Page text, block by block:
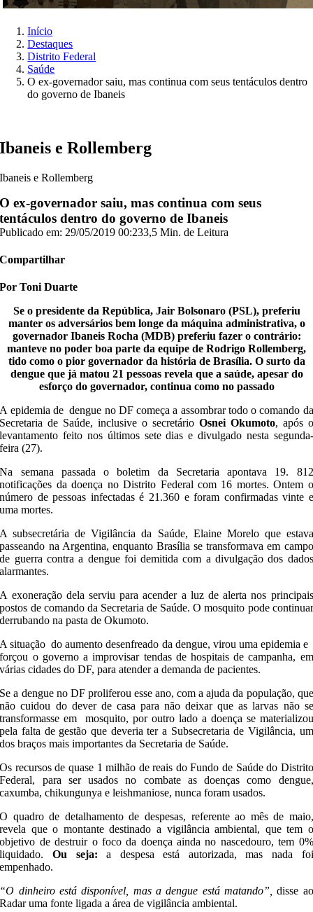
Início
Destaques
Distrito Federal
Saúde
O ex-governador saiu, mas continua com seus tentáculos dentro
do governo de Ibaneis
Ibaneis e Rollemberg
Ibaneis e Rollemberg
O ex-governador saiu, mas continua com seus
tentáculos dentro do governo de Ibaneis
Publicado em: 29/05/2019 00:233,5 Min. de Leitura
Compartilhar
Por Toni Duarte
Se o presidente da República, Jair Bolsonaro (PSL), preferiu
manter os adversários bem longe da máquina administrativa, o
governador Ibaneis Rocha (MDB) preferiu fazer o contrário:
manteve no poder boa parte da equipe de Rodrigo Rollemberg,
tido como o pior governador da história de Brasília. O surto da
dengue que já matou 21 pessoas revela que a saúde, apesar do
esforço do governador, continua como no passado
A epidemia de dengue no DF começa a assombrar todo o comando da
Secretaria de Saúde, inclusive o secretário Osnei Okumoto, após o
levantamento feito nos últimos sete dias e divulgado nesta segunda-
feira (27).
Na semana passada o boletim da Secretaria apontava 19. 812
notificações da doença no Distrito Federal com 16 mortes. Ontem o
número de pessoas infectadas é 21.360 e foram confirmadas vinte e
uma mortes.
A subsecretária de Vigilância da Saúde, Elaine Morelo que estava
passeando na Argentina, enquanto Brasília se transformava em campo
de guerra contra a dengue foi demitida com a divulgação dos dados
alarmantes.
A exoneração dela serviu para acender a luz de alerta nos principais
postos de comando da Secretaria de Saúde. O mosquito pode continuar
derrubando na pasta de Okumoto.
A situação do aumento desenfreado da dengue, virou uma epidemia e
forçou o governo a improvisar tendas de hospitais de campanha, em
várias cidades do DF, para atender a demanda de pacientes.
Se a dengue no DF proliferou esse ano, com a ajuda da população, que
não cuidou do dever de casa para não deixar que as larvas não se
transformasse em mosquito, por outro lado a doença se materializou
pela falta de gestão que deveria ter a Subsecretaria de Vigilância, um
dos braços mais importantes da Secretaria de Saúde.
Os recursos de quase 1 milhão de reais do Fundo de Saúde do Distrito
Federal, para ser usados no combate as doenças como dengue,
caxumba, chikungunya e leishmaniose, nunca foram usados.
O quadro de detalhamento de despesas, referente ao mês de maio,
revela que o montante destinado a vigilância ambiental, que tem o
objetivo de destruir o foco da doença ainda no nascedouro, tem 0%
liquidado. Ou seja: a despesa está autorizada, mas nada foi
empenhado.
“O dinheiro está disponível, mas a dengue está matando”,
disse ao
Radar uma fonte ligada a área de vigilância ambiental.